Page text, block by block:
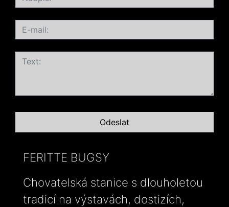
FERITTE BUGSY
Chovatelská stanice s dlouholetou
tradicí na výstavách, dostizích,